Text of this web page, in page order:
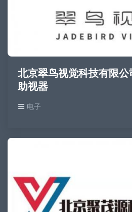
北京翠鸟视觉科技有限
助视器
电子